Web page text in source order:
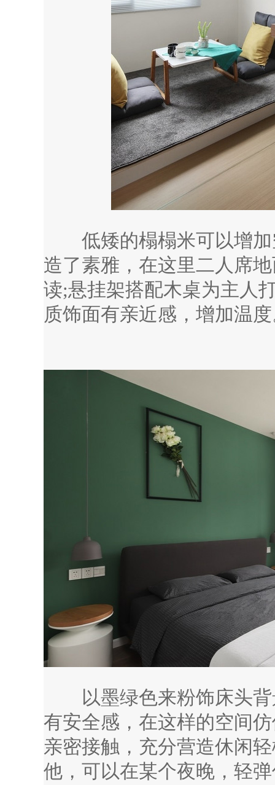
低矮的榻榻米可以增加
造了素雅，在这里二人席
读;悬挂架搭配木桌为主人
质饰面有亲近感，增加温
以墨绿色来粉饰床头背
有安全感，在这样的空间
亲密接触，充分营造休闲
他，可以在某个夜晚，轻